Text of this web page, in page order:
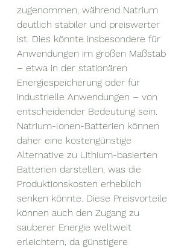
zugenommen, während Natrium
deutlich stabiler und preiswerter
ist. Dies könnte insbesondere für
Anwendungen im großen Maßstab
– etwa in der stationären
Energiespeicherung oder für
industrielle Anwendungen – von
entscheidender Bedeutung sein.
Natrium-Ionen-Batterien können
daher eine kostengünstige
Alternative zu Lithium-basierten
Batterien darstellen, was die
Produktionskosten erheblich
senken könnte. Diese Preisvorteile
können auch den Zugang zu
sauberer Energie weltweit
erleichtern, da günstigere